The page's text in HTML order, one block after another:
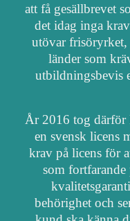
att få gesällbrevet
det idag inga
utövar
länder som
utbildningsbevis
År 2016 tog därför
en svensk licens
krav på licens för
som fortfarande
behörighet och